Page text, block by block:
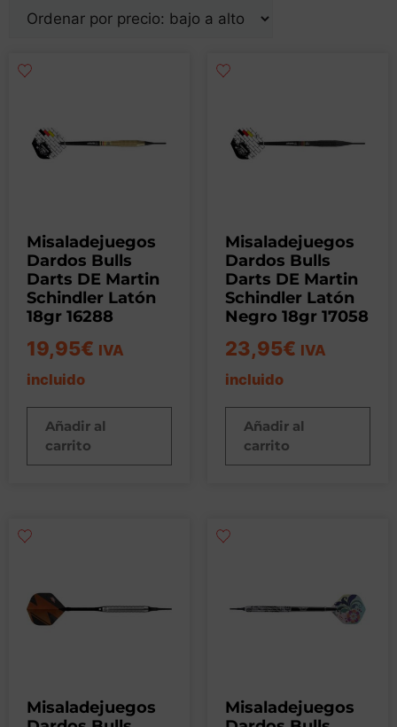
Misaladejuegos
Dardos Bulls
Darts DE Martin
Schindler Latón
18gr 16288
19,95€ IVA
incluido
Añadir al
carrito
Misaladejuegos
Dardos Bulls
Darts DE Martin
Schindler Latón
Negro 18gr 17058
23,95€ IVA
incluido
Añadir al
carrito
Misaladejuegos
Misaladejuegos